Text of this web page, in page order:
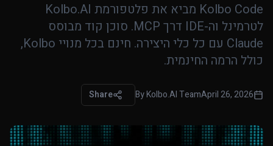
Kolbo Code מביא את פלטפורמת Kolbo.AI
לטרמינל וה-IDE דרך MCP. סוכן קוד מבוסס
Claude עם כל כלי היצירה. חינם בכל מנויי Kolbo,
כולל הרמה החינמית.
April 26, 2026
ByKolbo.AI Team
Share